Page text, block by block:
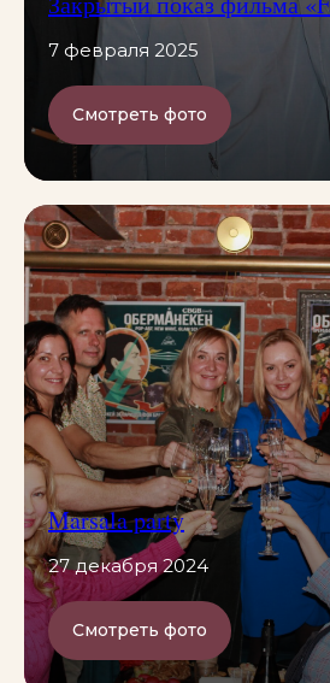
7 февраля 2025
Смотреть фото
Marsala party
27 декабря 2024
Смотреть фото